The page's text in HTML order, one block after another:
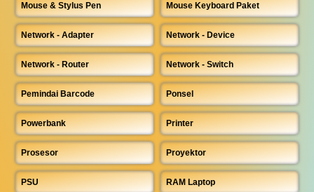
Mouse & Stylus Pen Mouse Keyboard Paket
Network - Adapter Network - Device
Network - Router Network - Switch
Pemindai Barcode Ponsel
Powerbank Printer
Prosesor Proyektor
PSU RAM Laptop